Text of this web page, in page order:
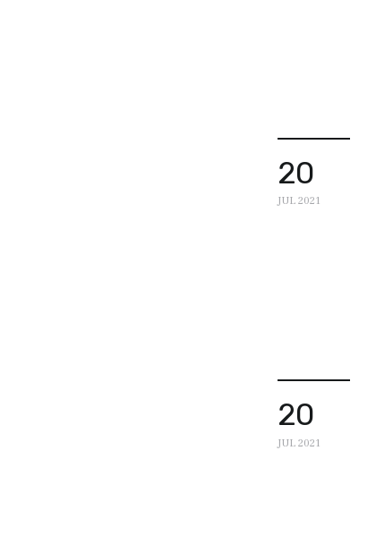
20
JUL 2021
20
JUL 2021